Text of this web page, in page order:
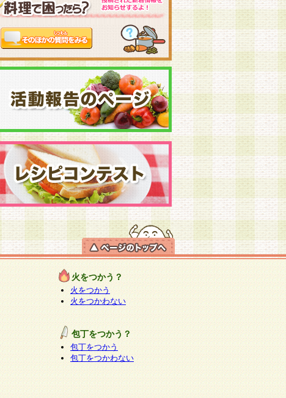
火をつかう？
火をつかう
火をつかわない
包丁をつかう？
包丁をつかう
包丁をつかわない